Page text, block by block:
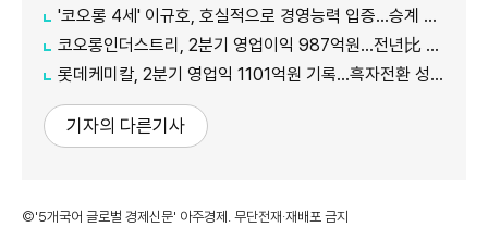
'코오롱 4세' 이규호, 호실적으로 경영능력 입증…승계 기반 강화
코오롱인더스트리, 2분기 영업이익 987억원...전년比 118% 증가
롯데케미칼, 2분기 영업익 1101억원 기록...흑자전환 성공
기자의 다른기사
©'5개국어 글로벌 경제신문' 아주경제. 무단전재·재배포 금지